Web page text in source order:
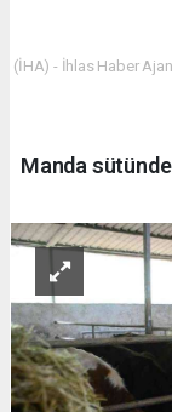
(İHA) - İhlas Haber
Manda